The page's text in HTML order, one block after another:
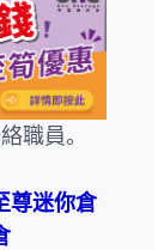
職員。
尊迷你倉